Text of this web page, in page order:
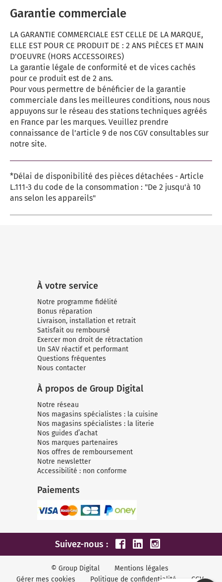
Garantie commerciale
LA GARANTIE COMMERCIALE EST CELLE DE LA MARQUE,
ELLE EST POUR CE PRODUIT DE : 2 ANS PIÈCES ET MAIN
D'OEUVRE (HORS ACCESSOIRES)
La garantie légale de conformité et de vices cachés
pour ce produit est de 2 ans.
Pour vous permettre de bénéficier de la garantie
commerciale dans les meilleures conditions, nous nous
appuyons sur le réseau des stations techniques agréés
en France par les marques. Veuillez prendre
connaissance de l’article 9 de nos CGV consultables sur
notre site.
*Délai de disponibilité des pièces détachées - Article
L.111-3 du code de la consommation : "De 2 jusqu'à 10
ans selon les appareils"
À votre service
Notre programme fidélité
Bonus réparation
Livraison, installation et retrait
Satisfait ou remboursé
Exercer mon droit de rétractation
Un SAV réactif et performant
Questions fréquentes
Nous contacter
À propos de Group Digital
Notre réseau
Nos magasins spécialistes : la cuisine
Nos magasins spécialistes : la literie
Nos guides d’achat
Nos marques partenaires
Nos offres de remboursement
Notre newsletter
Accessibilité : non conforme
Paiements
Suivez-nous :
© Group Digital
Mentions légales
Gérer mes cookies
Politique de confidentialité CGV